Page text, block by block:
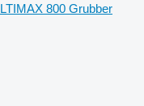
800 Grubber